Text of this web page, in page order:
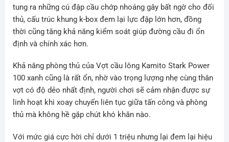
tung ra những cú đập cầu chớp nhoáng gây bất ngờ cho đối
thủ, cấu trúc khung k-box đem lại lực đập lớn hơn, đồng
thời cũng tăng khả năng kiểm soát giúp đường cầu đi ổn
định và chính xác hơn.
Khả năng phòng thủ của Vợt cầu lông Kamito Stark Power
100 xanh cũng là rất ổn, nhờ vào trọng lượng nhẹ cùng thân
vợt có độ dẻo nhất định, người chơi sẽ cảm nhận được sự
linh hoạt khi xoay chuyển liên tục giữa tấn công và phòng
thủ mà không hề gặp chút khó khăn nào.
Với mức giá cực hời chỉ dưới 1 triệu nhưng lại đem lại hiệu